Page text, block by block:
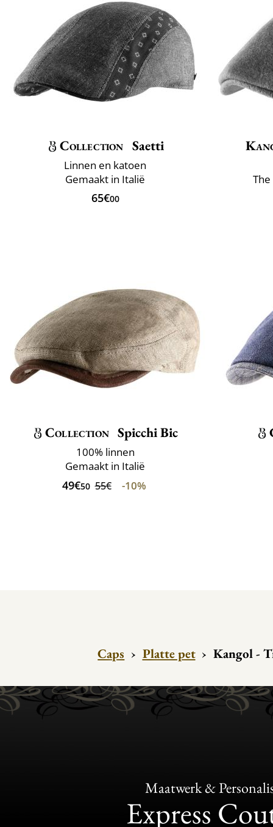
Collection Saetti
Linnen en katoen
Gemaakt in Italië
65€00
Collection Spicchi Bic
100% linnen
Gemaakt in Italië
49€50 55€ -10%
Caps › Platte pet › Kangol -
Maatwerk &
Express